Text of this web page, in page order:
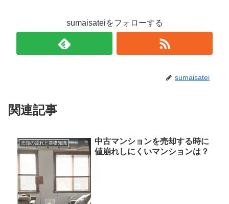
sumaisateiをフォローする
sumaisatei
関連記事
売却の流れと基礎知識
中古マンションを売却する時に
値崩れしにくいマンションは？